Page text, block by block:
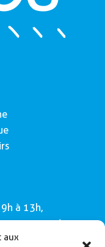
aux
à 13h,
impaires).